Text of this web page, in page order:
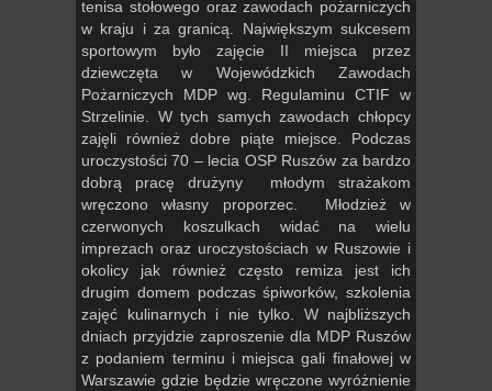
tenisa stołowego oraz zawodach pożarniczych
w kraju i za granicą. Największym sukcesem
sportowym było zajęcie II miejsca przez
dziewczęta w Wojewódzkich Zawodach
Pożarniczych MDP wg. Regulaminu CTIF w
Strzelinie. W tych samych zawodach chłopcy
zajęli również dobre piąte miejsce. Podczas
uroczystości 70 – lecia OSP Ruszów za bardzo
dobrą pracę drużyny młodym strażakom
wręczono własny proporzec. Młodzież w
czerwonych koszulkach widać na wielu
imprezach oraz uroczystościach w Ruszowie i
okolicy jak również często remiza jest ich
drugim domem podczas śpiworków, szkolenia
zajęć kulinarnych i nie tylko. W najbliższych
dniach przyjdzie zaproszenie dla MDP Ruszów
z podaniem terminu i miejsca gali finałowej w
Warszawie gdzie będzie wręczone wyróżnienie